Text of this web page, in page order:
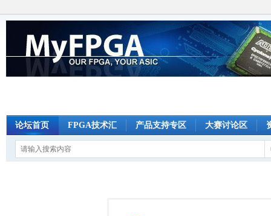
论坛首页 FPGA技术汇 产品支持专区 大赛讨论区